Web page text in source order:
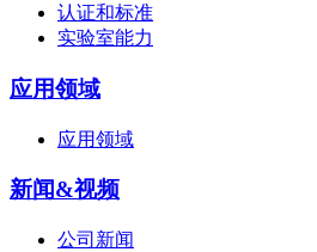
认证和标准
实验室能力
应用领域
应用领域
新闻&视频
公司新闻